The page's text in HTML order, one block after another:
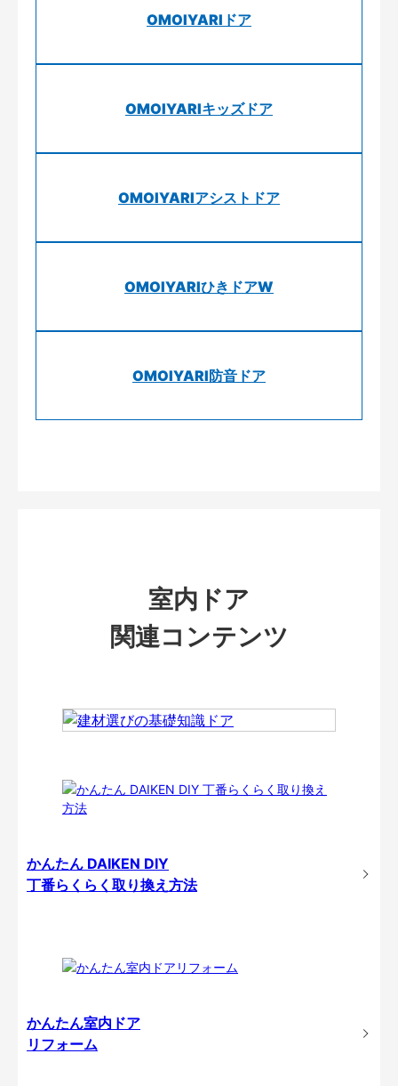
OMOIYARIドア
OMOIYARIキッズドア
OMOIYARIアシストドア
OMOIYARIひきドアW
OMOIYARI防音ドア
室内ドア
関連コンテンツ
かんたん DAIKEN DIY
丁番らくらく取り換え方法
かんたん室内ドア
リフォーム